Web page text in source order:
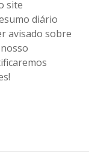
site
diário
avisado sobre